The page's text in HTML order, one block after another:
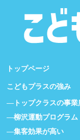
トップページ
こどもプラスの強み
トップクラスの事業
柳沢運動プログラム
集客効果が高い